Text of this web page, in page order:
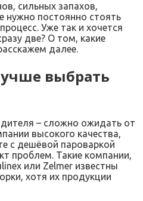
сильных запахов,
нужно постоянно стоять
Уже так и хочется
две? О том, какие
далее.
выбрать
– сложно ожидать от
высокого качества,
с дешёвой пароваркой
проблем. Такие компании,
или Zelmer известны
хотя их продукции